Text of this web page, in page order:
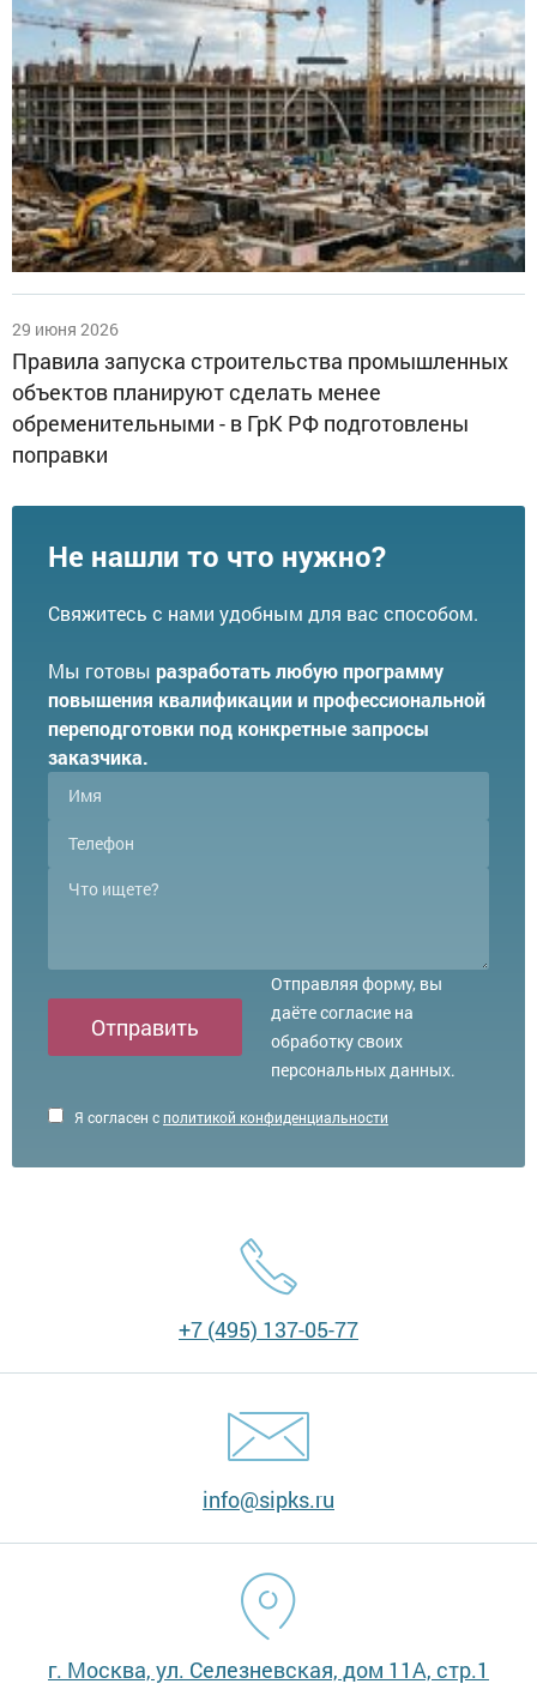
29 июня 2026
Правила запуска строительства промышленных
объектов планируют сделать менее
обременительными - в ГрК РФ подготовлены
поправки
Не нашли то что нужно?
Свяжитесь с нами удобным для вас способом.
Мы готовы разработать любую программу
повышения квалификации и профессиональной
переподготовки под конкретные запросы
заказчика.
Я согласен сполитикой конфиденциальности
Отправить
Отправляя форму, вы
даёте согласие на
обработку своих
персональных данных.
+7 (495) 137-05-77
info@sipks.ru
г. Москва, ул. Селезневская, дом 11А, стр.1